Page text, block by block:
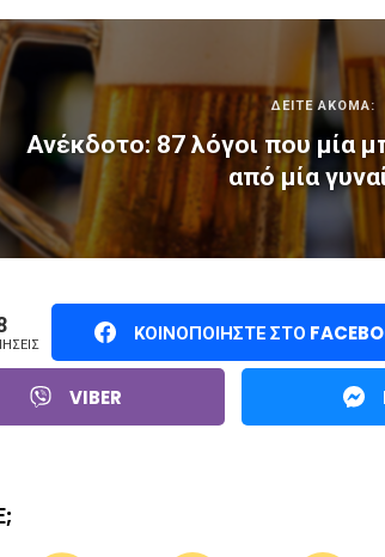
ΔΕΙΤΕ ΑΚΟΜΑ:
Ανέκδοτο: 87 λόγοι που μία
από μία
ΚΟΙΝΟΠΟΙΉΣΤΕ ΣΤΟ
VIBER